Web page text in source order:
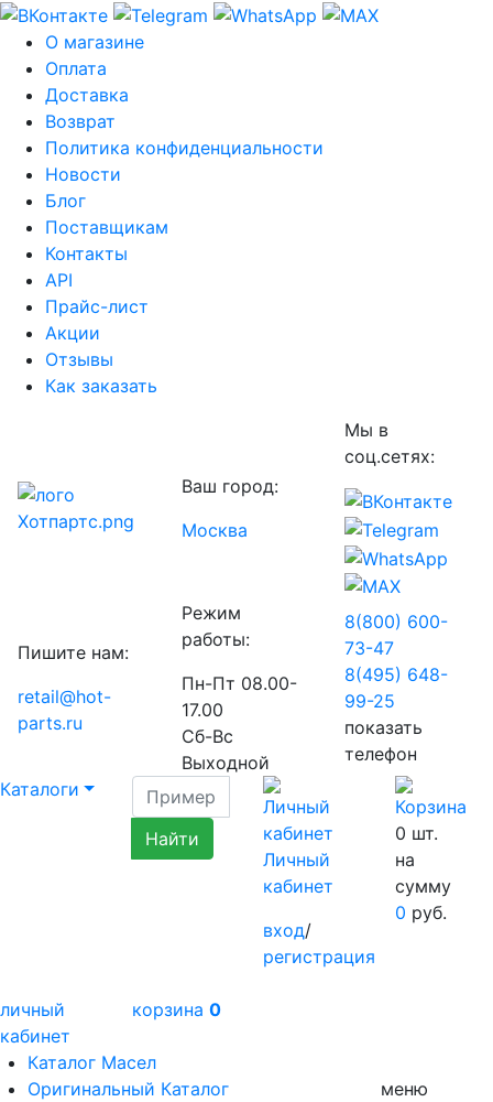
О магазине
Оплата
Доставка
Возврат
Политика конфиденциальности
Новости
Блог
Поставщикам
Контакты
API
Прайс-лист
Акции
Отзывы
Как заказать
Ваш город:
Москва
Мы в
соц.сетях:
Пишите нам:
retail@hot-
parts.ru
Режим
работы:
Пн-Пт 08.00-
17.00
Сб-Вс
Выходной
8(800) 600-
73-47
8(495) 648-
99-25
показать
телефон
Каталоги
Личный
кабинет
вход/
регистрация
0 шт.
на
сумму
0 руб.
личный
кабинет
корзина 0
Каталог Масел
Оригинальный Каталог
меню